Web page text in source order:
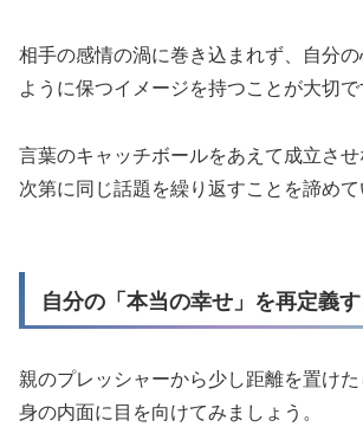
相手の感情の渦に巻き込まれず、自分
ように保つイメージを持つことが大切で
言葉のキャッチボールをあえて成立さ
次第に同じ話題を繰り返すことを諦めて
自分の「本当の幸せ」を再定義
親のプレッシャーから少し距離を置け
身の内面に目を向けてみましょう。